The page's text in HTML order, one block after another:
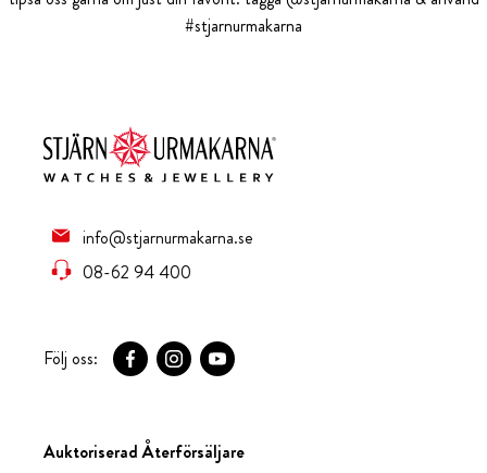
#stjarnurmakarna
info@stjarnurmakarna.se
08-62 94 400
Följ oss:
Auktoriserad Återförsäljare